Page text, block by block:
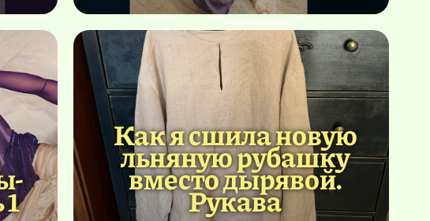
Как я сшила новую
льняную рубашку
вместо дырявой.
Рукава